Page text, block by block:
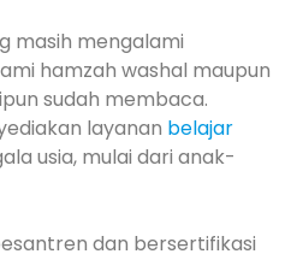
masih mengalami
hamzah washal maupun
sudah membaca.
layanan belajar
usia, mulai dari anak-
dan bersertifikasi